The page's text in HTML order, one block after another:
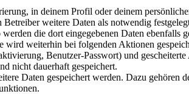
in deinem Profil oder deinem
weitere Daten als notwendig
die dort eingegebenen Daten
wird weiterhin bei folgenden Aktionen
Benutzer-Passwort) und
nicht dauerhaft gespeichert.
Daten gespeichert werden. Dazu